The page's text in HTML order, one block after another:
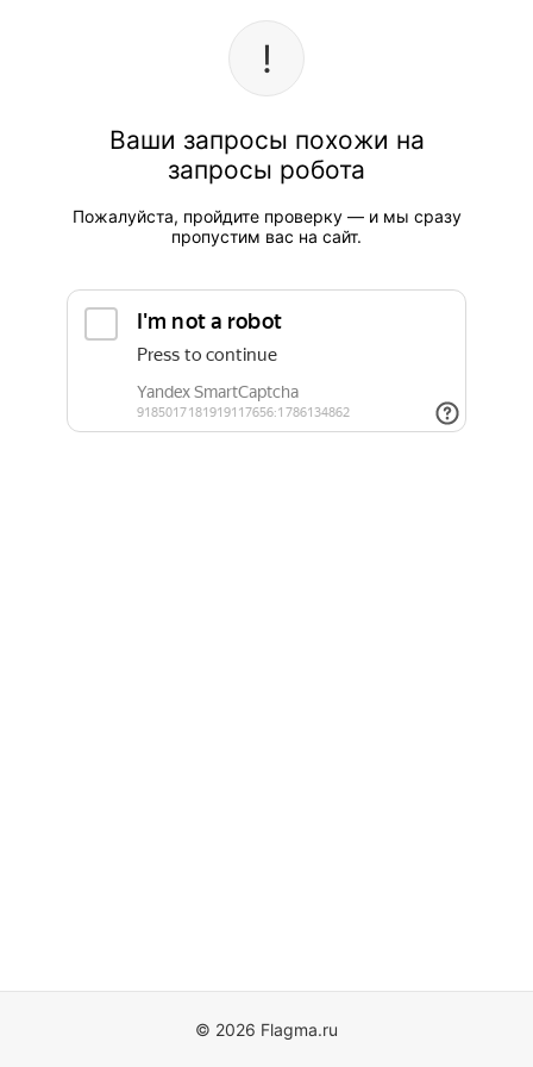
Ваши запросы похожи на
запросы робота
Пожалуйста, пройдите проверку — и мы сразу
пропустим вас на сайт.
© 2026 Flagma.ru